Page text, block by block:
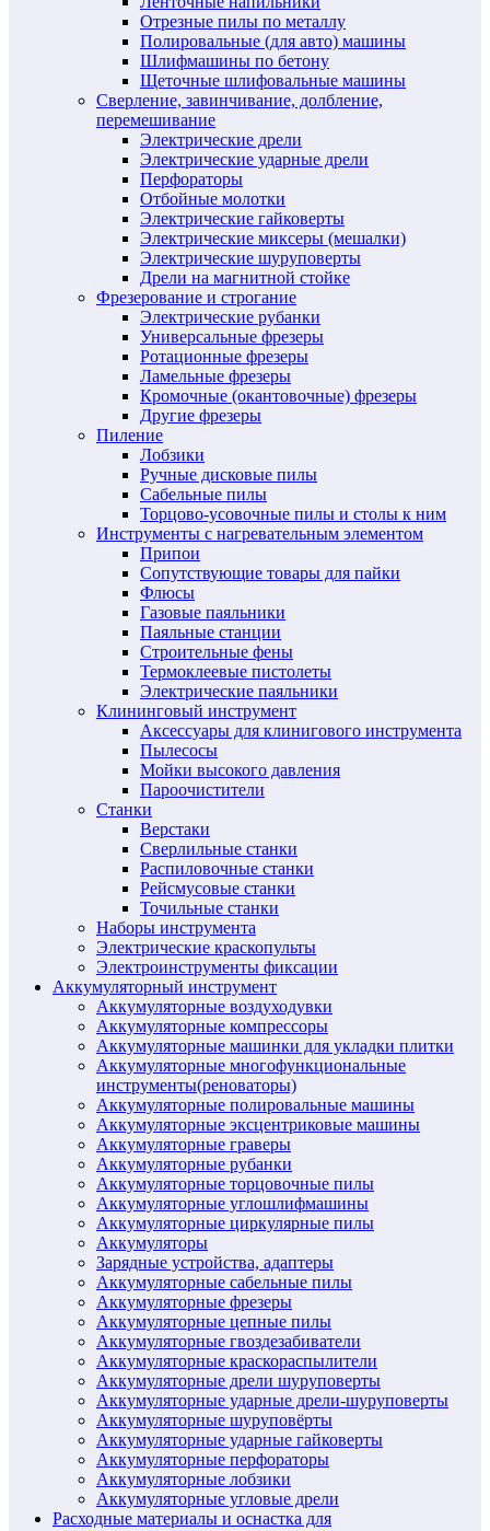
Отрезные пилы по металлу
Полировальные (для авто) машины
Шлифмашины по бетону
Щеточные шлифовальные машины
Сверление, завинчивание, долбление,
перемешивание
Электрические дрели
Электрические ударные дрели
Перфораторы
Отбойные молотки
Электрические гайковерты
Электрические миксеры (мешалки)
Электрические шуруповерты
Дрели на магнитной стойке
Фрезерование и строгание
Электрические рубанки
Универсальные фрезеры
Ротационные фрезеры
Ламельные фрезеры
Кромочные (окантовочные) фрезеры
Другие фрезеры
Пиление
Лобзики
Ручные дисковые пилы
Сабельные пилы
Торцово-усовочные пилы и столы к ним
Инструменты с нагревательным элементом
Припои
Сопутствующие товары для пайки
Флюсы
Газовые паяльники
Паяльные станции
Строительные фены
Термоклеевые пистолеты
Электрические паяльники
Клининговый инструмент
Аксессуары для клинигового инструмента
Пылесосы
Мойки высокого давления
Пароочистители
Станки
Верстаки
Сверлильные станки
Распиловочные станки
Рейсмусовые станки
Точильные станки
Наборы инструмента
Электрические краскопульты
Электроинструменты фиксации
Аккумуляторный инструмент
Аккумуляторные воздуходувки
Аккумуляторные компрессоры
Аккумуляторные машинки для укладки плитки
Аккумуляторные многофункциональные
инструменты(реноваторы)
Аккумуляторные полировальные машины
Аккумуляторные эксцентриковые машины
Аккумуляторные граверы
Аккумуляторные рубанки
Аккумуляторные торцовочные пилы
Аккумуляторные углошлифмашины
Аккумуляторные циркулярные пилы
Аккумуляторы
Зарядные устройства, адаптеры
Аккумуляторные сабельные пилы
Аккумуляторные фрезеры
Аккумуляторные цепные пилы
Аккумуляторные гвоздезабиватели
Аккумуляторные краскораспылители
Аккумуляторные дрели шуруповерты
Аккумуляторные ударные дрели-шуруповерты
Аккумуляторные шуруповёрты
Аккумуляторные ударные гайковерты
Аккумуляторные перфораторы
Аккумуляторные лобзики
Аккумуляторные угловые дрели
Расходные материалы и оснастка для